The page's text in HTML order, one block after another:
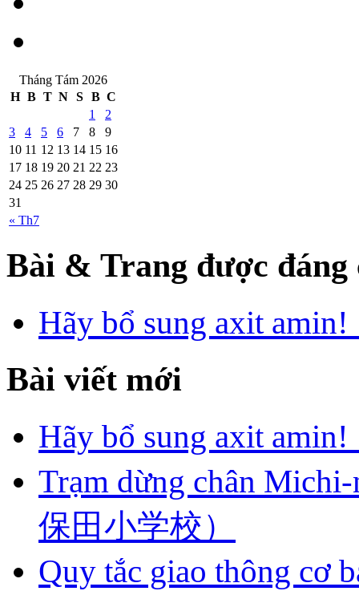
Tháng Tám 2026
H B T N S B C
« Th7
1
2
3
4 5 6 7 8
9
10 11 12 13 14 15 16
17 18 19 20 21 22 23
24 25 26 27 28 29 30
31
Bài & Trang được đáng
Hãy bổ sung axit
Bài viết mới
Hãy bổ sung axit
Trạm dừng chân
保田小学校）
Quy tắc giao thông cơ